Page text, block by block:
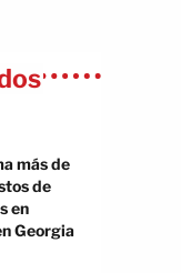
más de
de
en
Georgia